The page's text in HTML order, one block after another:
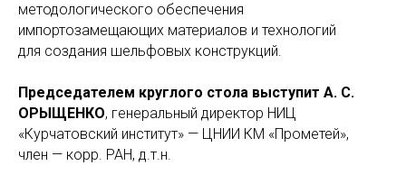
методологического обеспечения
импортозамещающих материалов и технологий
для создания шельфовых конструкций.
Председателем круглого стола выступит А. С.
ОРЫЩЕНКО, генеральный директор НИЦ
«Курчатовский институт» — ЦНИИ КМ «Прометей»,
член — корр. РАН, д.т.н.